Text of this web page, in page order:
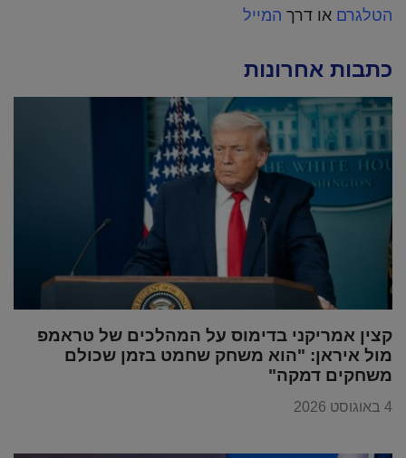
הטלגרם או דרך המייל
כתבות אחרונות
קצין אמריקני בדימוס על המהלכים של טראמפ
מול איראן: "הוא משחק שחמט בזמן שכולם
משחקים דמקה"
4 באוגוסט 2026